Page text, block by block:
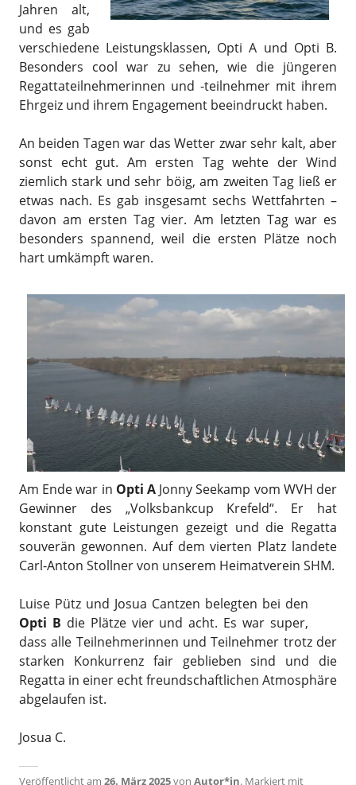
Jahren alt,
und es gab
verschiedene Leistungsklassen, Opti A und Opti B.
Besonders cool war zu sehen, wie die jüngeren
Regattateilnehmerinnen und -teilnehmer mit ihrem
Ehrgeiz und ihrem Engagement beeindruckt haben.
An beiden Tagen war das Wetter zwar sehr kalt, aber
sonst echt gut. Am ersten Tag wehte der Wind
ziemlich stark und sehr böig, am zweiten Tag ließ er
etwas nach. Es gab insgesamt sechs Wettfahrten –
davon am ersten Tag vier. Am letzten Tag war es
besonders spannend, weil die ersten Plätze noch
hart umkämpft waren.
Am Ende war in Opti A Jonny Seekamp vom WVH der
Gewinner des „Volksbankcup Krefeld“. Er hat
konstant gute Leistungen gezeigt und die Regatta
souverän gewonnen. Auf dem vierten Platz landete
Carl-Anton Stollner von unserem Heimatverein SHM.
Luise Pütz und Josua Cantzen belegten bei den
Opti B die Plätze vier und acht. Es war super,
dass alle Teilnehmerinnen und Teilnehmer trotz der
starken Konkurrenz fair geblieben sind und die
Regatta in einer echt freundschaftlichen Atmosphäre
abgelaufen ist.
Josua C.
Veröffentlicht am 26. März 2025von Autor*in. Markiert mit